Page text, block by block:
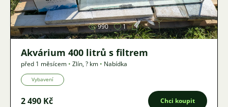
990 1
Akvárium 400 litrů s filtrem
před 1 měsícem • Zlín,? km • Nabídka
Vybavení
2 490 Kč Chci koupit